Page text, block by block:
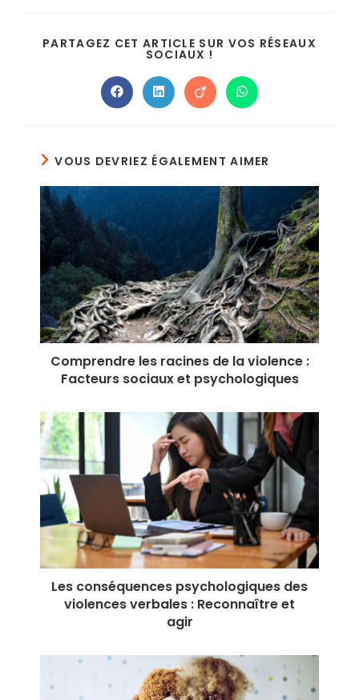
PARTAGEZ CET ARTICLE SUR VOS RÉSEAUX
SOCIAUX !
VOUS DEVRIEZ ÉGALEMENT AIMER
Comprendre les racines de la violence :
Facteurs sociaux et psychologiques
Les conséquences psychologiques des
violences verbales : Reconnaître et
agir